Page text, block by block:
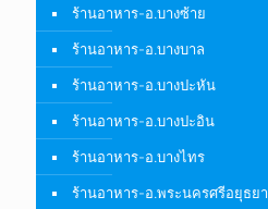
ร้านอาหาร-อ.บางซ้าย
ร้านอาหาร-อ.บางบาล
ร้านอาหาร-อ.บางปะหัน
ร้านอาหาร-อ.บางปะอิน
ร้านอาหาร-อ.บางไทร
ร้านอาหาร-อ.พระนครศรีอยุธยา